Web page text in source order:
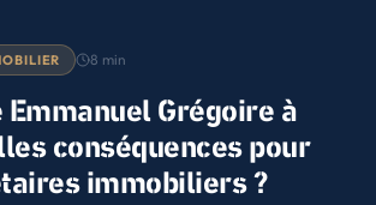
8 min
Emmanuel Grégoire à
conséquences pour
immobiliers ?